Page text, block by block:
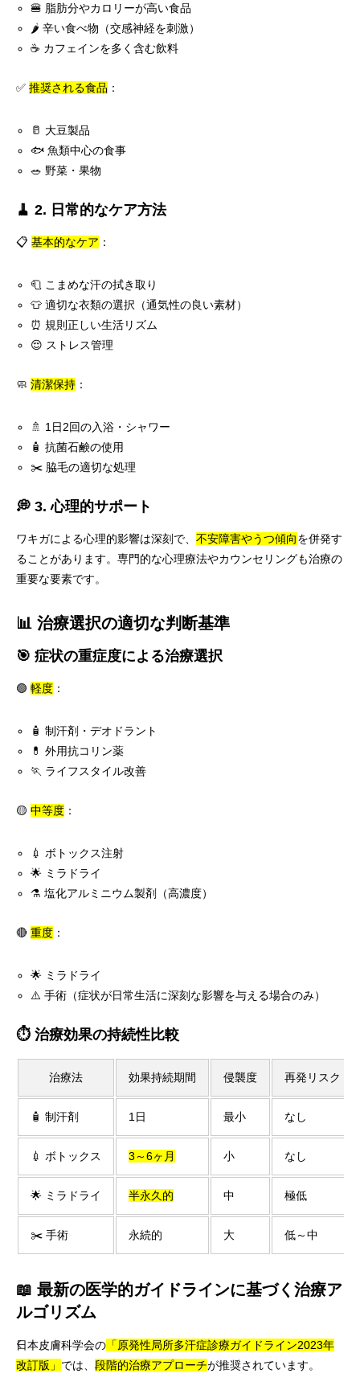
🍔 脂肪分やカロリーが高い食品
🌶️ 辛い食べ物（交感神経を刺激）
☕ カフェインを多く含む飲料
✅ 推奨される食品 ：
🥛 大豆製品
🐟 魚類中心の食事
🥗 野菜・果物
🧹 2. 日常的なケア方法
📋 基本的なケア ：
🧻 こまめな汗の拭き取り
👕 適切な衣類の選択（通気性の良い素材）
⏰ 規則正しい生活リズム
😌 ストレス管理
🧼 清潔保持 ：
🚿 1日2回の入浴・シャワー
🧴 抗菌石鹸の使用
✂️ 脇毛の適切な処理
💭 3. 心理的サポート
ワキガによる心理的影響は深刻で、 不安障害やうつ傾向を併発す
ることがあります。専門的な心理療法やカウンセリングも治療の
重要な要素です。
📊 治療選択の適切な判断基準
🎯 症状の重症度による治療選択
🟢 軽度 ：
🧴 制汗剤・デオドラント
💊 外用抗コリン薬
🏃 ライフスタイル改善
🟡 中等度 ：
💉 ボトックス注射
🌟 ミラドライ
⚗️ 塩化アルミニウム製剤（高濃度）
🔴 重度 ：
🌟 ミラドライ
⚠️ 手術（症状が日常生活に深刻な影響を与える場合のみ）
⏱️ 治療効果の持続性比較
治療法 効果持続期間 侵襲度 再発リスク
🧴 制汗剤 1日 最小 なし
💉 ボトックス 3～6ヶ月 小 なし
🌟 ミラドライ 半永久的 中 極低
✂️ 手術 永続的 大 低～中
📖 最新の医学的ガイドラインに基づく治療ア
ルゴリズム
日本皮膚科学会の 「原発性局所多汗症診療ガイドライン2023年
改訂版」 では、 段階的治療アプローチが推奨されています。